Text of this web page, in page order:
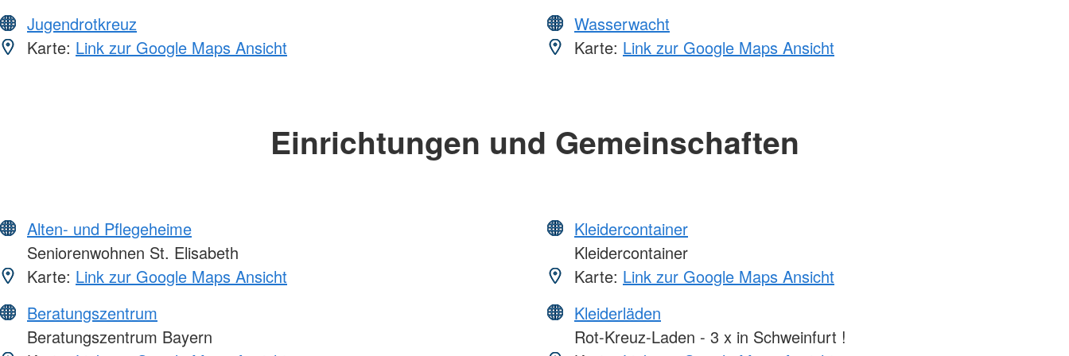
Jugendrotkreuz
Karte: Link zur Google Maps Ansicht
Wasserwacht
Karte: Link zur Google Maps Ansicht
Einrichtungen und Gemeinschaften
Alten- und Pflegeheime
Seniorenwohnen St. Elisabeth
Karte: Link zur Google Maps Ansicht
Beratungszentrum
Beratungszentrum Bayern
Kleidercontainer
Kleidercontainer
Karte: Link zur Google Maps Ansicht
Kleiderläden
Rot-Kreuz-Laden - 3 x in Schweinfurt !